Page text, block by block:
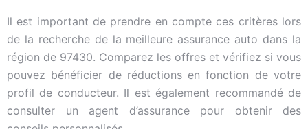
Il est important de prendre en compte ces critères lors
de la recherche de la meilleure assurance auto dans la
région de 97430. Comparez les offres et vérifiez si vous
pouvez bénéficier de réductions en fonction de votre
profil de conducteur. Il est également recommandé de
consulter un agent d’assurance pour obtenir des